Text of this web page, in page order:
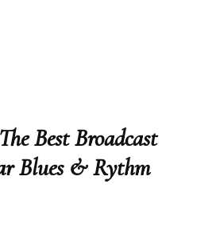
Best Broadcast
Blues & Rythm